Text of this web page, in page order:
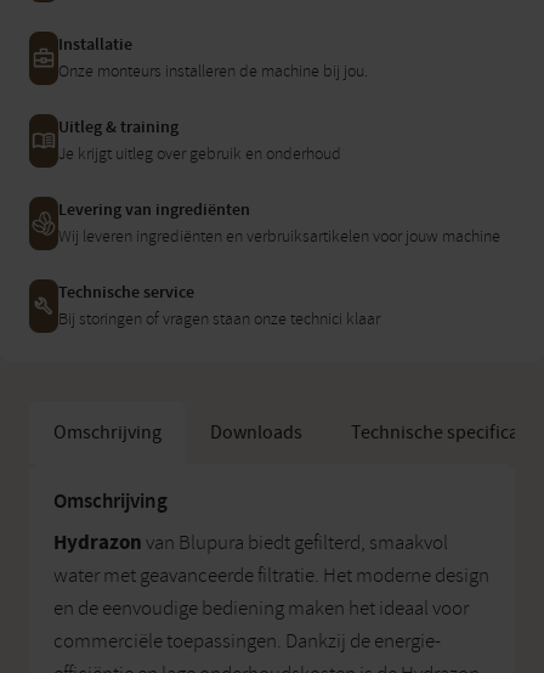
Installatie
Onze monteurs installeren de machine bij jou.
Uitleg & training
Je krijgt uitleg over gebruik en onderhoud
Levering van ingrediënten
Wij leveren ingrediënten en verbruiksartikelen voor jouw machine
Technische service
Bij storingen of vragen staan onze technici klaar
Omschrijving Downloads Technische
Omschrijving
Hydrazonvan Blupura biedt gefilterd, smaakvol
water met geavanceerde filtratie. Het moderne design
en de eenvoudige bediening maken het ideaal voor
commerciële toepassingen. Dankzij de energie-
Gebruikershandleiding (Engels) ››
Afmetingen (hxbxd): 112 x 35,1 x 41.6 cm